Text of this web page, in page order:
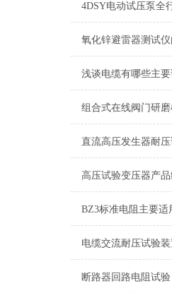
4DSY电动试压泵全
氧化锌避雷器测试
浅谈电缆有哪些主要
直流高压发生器耐
高压试验变压器产
断路器回路电阻试验